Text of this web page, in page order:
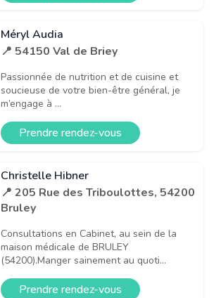
Méryl Audia
📍 54150 Val de Briey
Passionnée de nutrition et de cuisine et
soucieuse de votre bien-être général, je
m’engage à ...
Prendre rendez-vous
Christelle Hibner
📍 205 Rue des Triboulottes, 54200
Bruley
Consultations en Cabinet, au sein de la
maison médicale de BRULEY
(54200).Manger sainement au quoti...
Prendre rendez-vous